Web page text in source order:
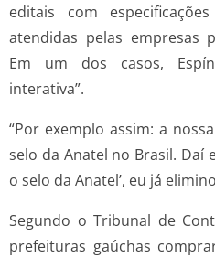
editais com
atendidas pelas empresas
Em um dos casos,
interativa”.
“Por exemplo assim: a
selo da Anatel no Brasil. Daí
o selo da Anatel’, eu já
Segundo o Tribunal de
prefeituras gaúchas